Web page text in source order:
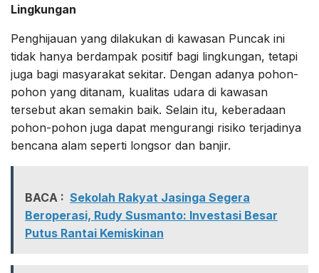
Lingkungan
Penghijauan yang dilakukan di kawasan Puncak ini
tidak hanya berdampak positif bagi lingkungan, tetapi
juga bagi masyarakat sekitar. Dengan adanya pohon-
pohon yang ditanam, kualitas udara di kawasan
tersebut akan semakin baik. Selain itu, keberadaan
pohon-pohon juga dapat mengurangi risiko terjadinya
bencana alam seperti longsor dan banjir.
BACA : Sekolah Rakyat Jasinga Segera
Beroperasi, Rudy Susmanto: Investasi Besar
Putus Rantai Kemiskinan